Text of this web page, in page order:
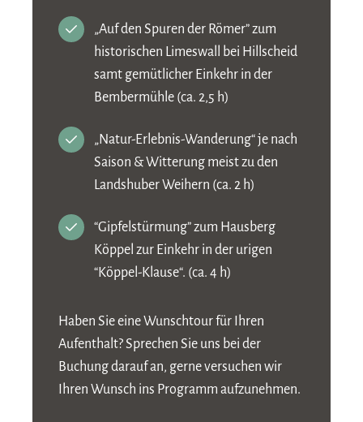
„Auf den Spuren der Römer” zum
historischen Limeswall bei Hillscheid
samt gemütlicher Einkehr in der
Bembermühle (ca. 2,5 h)
„Natur-Erlebnis-Wanderung“ je nach
Saison & Witterung meist zu den
Landshuber Weihern (ca. 2 h)
“Gipfelstürmung” zum Hausberg
Köppel zur Einkehr in der urigen
“Köppel-Klause“. (ca. 4 h)
Haben Sie eine Wunschtour für Ihren
Aufenthalt? Sprechen Sie uns bei der
Buchung darauf an, gerne versuchen wir
Ihren Wunsch ins Programm aufzunehmen.